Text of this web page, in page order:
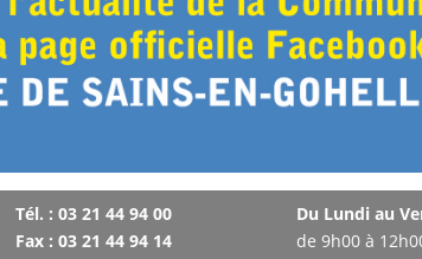
Tél. : 03 21 44 94 00
Fax : 03 21 44 94 14
Du Lundi au
de 9h00 à